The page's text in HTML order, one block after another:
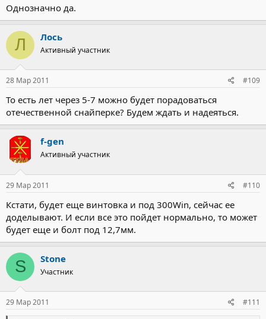
Однозначно да.
Л Лось
Активный участник
28 Мар 2011 #109
То есть лет через 5-7 можно будет порадоваться
отечественной снайперке? Будем ждать и надеяться.
f-gen
Активный участник
29 Мар 2011 #110
Кстати, будет еще винтовка и под 300Win, сейчас ее
доделывают. И если все это пойдет нормально, то может
будет еще и болт под 12,7мм.
S Stone
Участник
29 Мар 2011 #111